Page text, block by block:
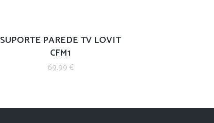
SUPORTE PAREDE TV LOVIT
CFM1
69.99 €